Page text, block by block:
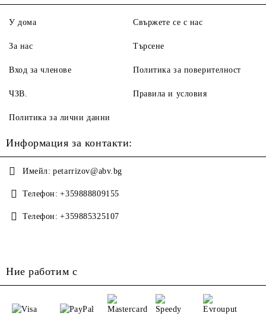
У дома
За нас
Вход за членове
ЧЗВ.
Свържете се с нас
Търсене
Политика за поверителност
Правила и условия
Политика за лични данни
Информация за контакти:
Имейл: petarrizov@abv.bg
Телефон: +359888809155
Телефон: +359885325107
Ние работим с